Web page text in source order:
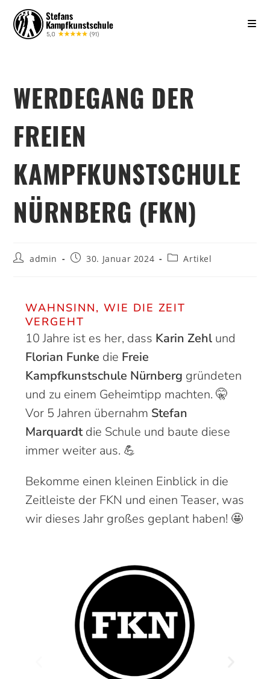
WERDEGANG DER
FREIEN
KAMPFKUNSTSCHULE
NÜRNBERG (FKN)
admin 30. Januar 2024 Artikel
WAHNSINN, WIE DIE ZEIT
VERGEHT
10 Jahre ist es her, dass Karin Zehl und
Florian Funke die Freie
Kampfkunstschule Nürnberg gründeten
und zu einem Geheimtipp machten. 🤫
Vor 5 Jahren übernahm Stefan
Marquardtdie Schule und baute diese
immer weiter aus. 💪
Bekomme einen kleinen Einblick in die
Zeitleiste der FKN und einen Teaser, was
wir dieses Jahr großes geplant haben! 🤩